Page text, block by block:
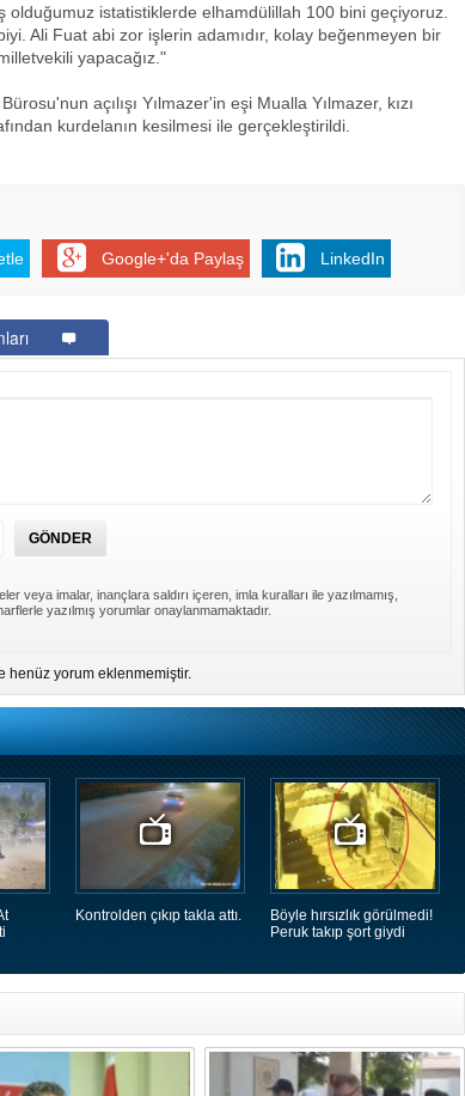
olduğumuz istatistiklerde elhamdülillah 100 bini geçiyoruz.
Ali Fuat abi zor işlerin adamıdır, kolay beğenmeyen bir
yapacağız."
açılışı Yılmazer'in eşi Mualla Yılmazer, kızı
kurdelanın kesilmesi ile gerçekleştirildi.
Google+'da Paylaş LinkedIn
veya imalar, inançlara saldırı içeren, imla kuralları ile yazılmamış,
yazılmış yorumlar onaylanmamaktadır.
henüz yorum eklenmemiştir.
Kontrolden çıkıp takla attı.
Böyle hırsızlık görülmedi!
Peruk takıp şort giydi